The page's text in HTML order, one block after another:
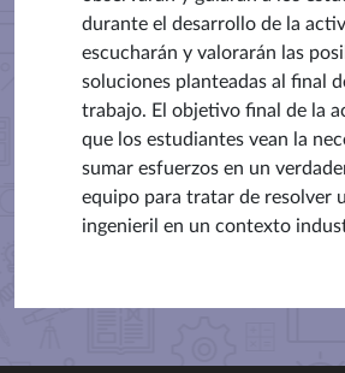
durante el desarrollo de la
escucharán y valorarán las
soluciones planteadas al final
trabajo. El objetivo final de la
que los estudiantes vean la
sumar esfuerzos en un
equipo para tratar de resolver
ingenieril en un contexto